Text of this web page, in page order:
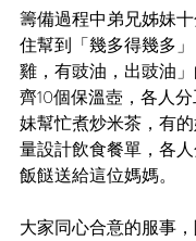
籌備過程中弟兄姊妹
住幫到「幾多得幾多
雞，有豉油，出豉油
齊10個保溫壺，各人
妹幫忙煮炒米茶，有
量設計飲食餐單，各
飯餸送給這位媽媽。
大家同心合意的服事